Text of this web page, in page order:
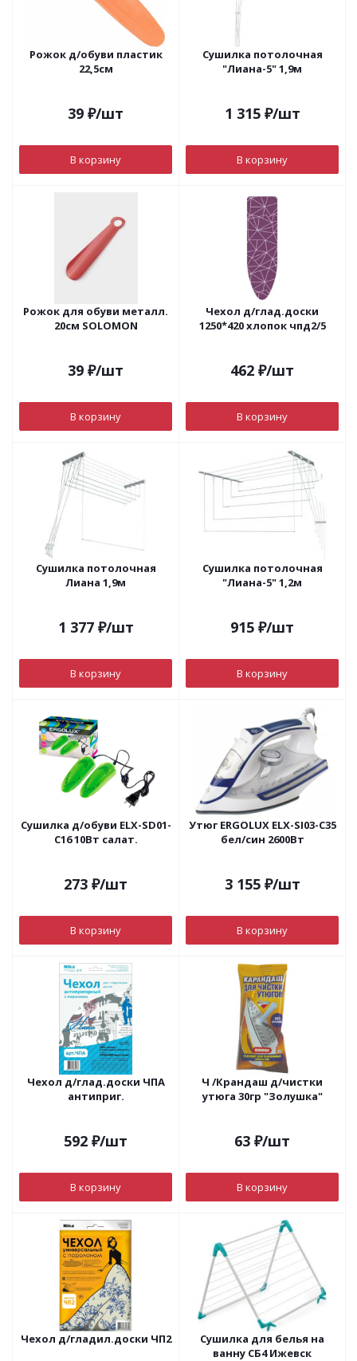
Рожок д/обуви пластик
22,5см
39 ₽/шт
В корзину
Сушилка потолочная
"Лиана-5" 1,9м
1 315₽/шт
В корзину
Рожок для обуви металл.
20см SOLOMON
39 ₽/шт
В корзину
Чехол д/глад.доски
1250*420 хлопок чпд2/5
462 ₽/шт
В корзину
Сушилка потолочная
Лиана 1,9м
1 377₽/шт
В корзину
Сушилка потолочная
"Лиана-5" 1,2м
915 ₽/шт
В корзину
Сушилка д/обуви ELX-SD01-
C16 10Вт салат.
273 ₽/шт
В корзину
Утюг ERGOLUX ELX-SI03-C35
бел/син 2600Вт
3 155₽/шт
В корзину
Чехол д/глад.доски ЧПА
антиприг.
592 ₽/шт
В корзину
Ч /Крандаш д/чистки
утюга 30гр "Золушка"
63 ₽/шт
В корзину
Чехол д/гладил.доски ЧП2
Сушилка для белья на
ванну СБ4 Ижевск